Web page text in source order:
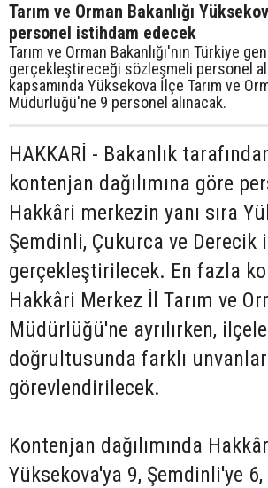
Tarım ve Orman Bakanlığı
personel istihdam edecek
Tarım ve Orman Bakanlığı'nın Türkiye
gerçekleştireceği sözleşmeli personel
kapsamında Yüksekova İlçe Tarım ve
Müdürlüğü'ne 9 personel alınacak.
HAKKARİ - Bakanlık
kontenjan dağılımına göre
Hakkâri merkezin yanı sıra
Şemdinli, Çukurca ve Derecik
gerçekleştirilecek. En fazla
Hakkâri Merkez İl Tarım ve
Müdürlüğü'ne ayrılırken,
doğrultusunda farklı
görevlendirilecek.
Kontenjan dağılımında
Yüksekova'ya 9, Şemdinli'ye